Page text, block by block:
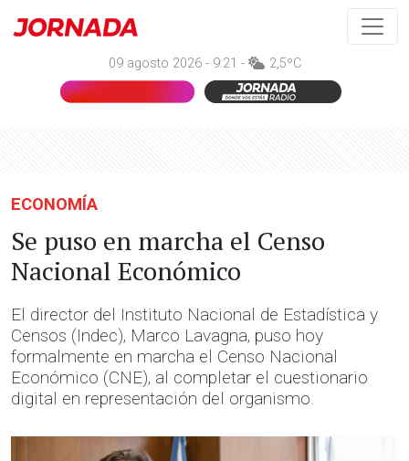
09 agosto 2026 - 9:21 - 2,5ºC
ECONOMÍA
Se puso en marcha el Censo
Nacional Económico
El director del Instituto Nacional de Estadística y
Censos (Indec), Marco Lavagna, puso hoy
formalmente en marcha el Censo Nacional
Económico (CNE), al completar el cuestionario
digital en representación del organismo.